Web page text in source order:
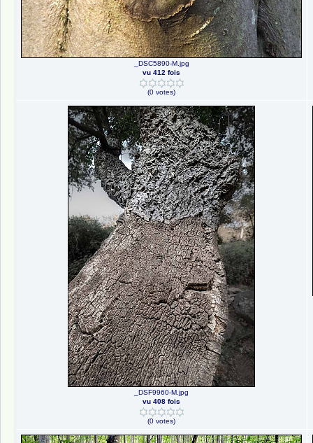
_DSC5890-M.jpg
vu 412 fois
(0 votes)
_DSF9960-M.jpg
vu 408 fois
(0 votes)